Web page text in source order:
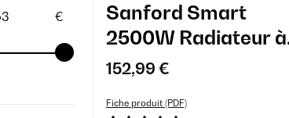
€
Sanford Smart
2500W Radiateur à
Bain d'Huile 11
152,99 €
Fiche produit (PDF)